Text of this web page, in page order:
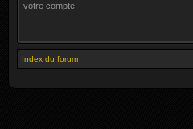
votre compte.
Index du forum